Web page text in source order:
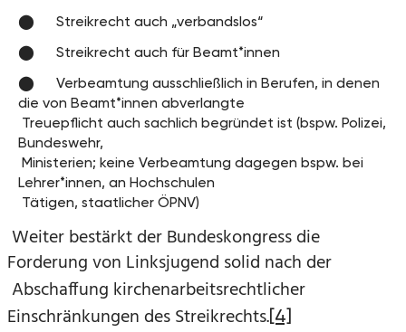
Streikrecht auch „verbandslos“
Streikrecht auch für Beamt*innen
Verbeamtung ausschließlich in Berufen, in denen
die von Beamt*innen abverlangte
Treuepflicht auch sachlich begründet ist (bspw. Polizei,
Bundeswehr,
Ministerien; keine Verbeamtung dagegen bspw. bei
Lehrer*innen, an Hochschulen
Tätigen, staatlicher ÖPNV)
Weiter bestärkt der Bundeskongress die
Forderung von Linksjugend solid nach der
Abschaffung kirchenarbeitsrechtlicher
Einschränkungen des Streikrechts.[4]